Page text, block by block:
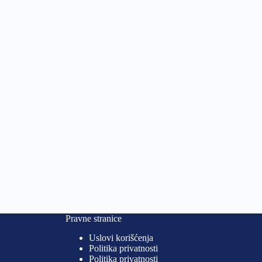
Pravne stranice
Uslovi korišćenja
Politika privatnosti
Politika privatnosti